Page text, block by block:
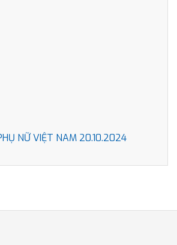
NỮ VIỆT NAM 20.10.2024